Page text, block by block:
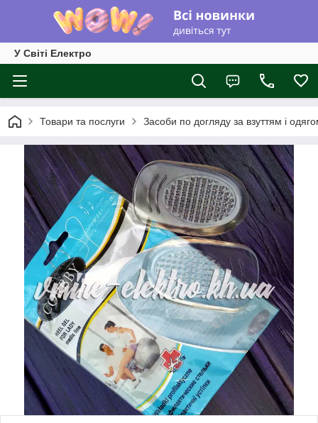
У Світі Електро
Товари та послуги Засоби по догляду за взуттям і